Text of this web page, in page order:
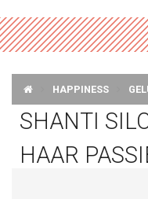
SPORT
STYLE HAPPINESS
SHANTI
HAAR